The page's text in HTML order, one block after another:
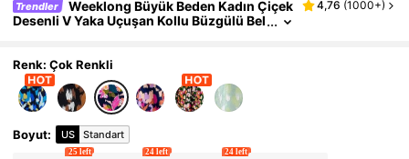
Trendler
Weeklong Büyük Beden Kadın Çiçek
Desenli V Yaka Uçuşan Kollu Büzgülü Bel
4,76 (1000+)
Renk: Çok Renkli
Boyut: US Standart
25 left 24 left 24 left